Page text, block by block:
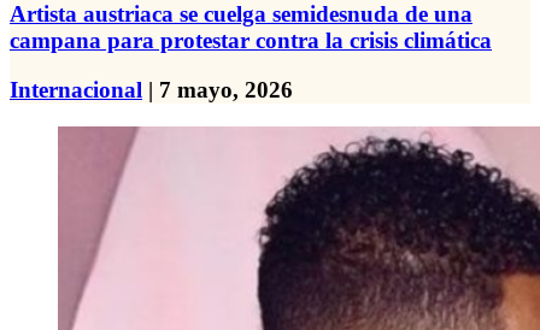
Artista austriaca se cuelga semidesnuda de una
campana para protestar contra la crisis climática
Internacional | 7 mayo, 2026